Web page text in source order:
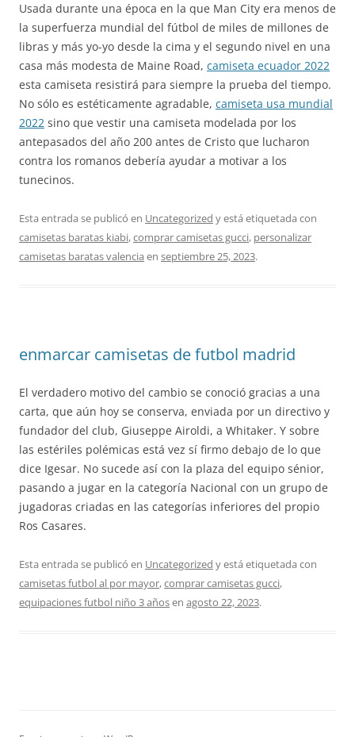
Usada durante una época en la que Man City era menos de
la superfuerza mundial del fútbol de miles de millones de
libras y más yo-yo desde la cima y el segundo nivel en una
casa más modesta de Maine Road, camiseta ecuador 2022
esta camiseta resistirá para siempre la prueba del tiempo.
No sólo es estéticamente agradable, camiseta usa mundial
2022 sino que vestir una camiseta modelada por los
antepasados del año 200 antes de Cristo que lucharon
contra los romanos debería ayudar a motivar a los
tunecinos.
Esta entrada se publicó en Uncategorized y está etiquetada con
camisetas baratas kiabi,comprar camisetas gucci, personalizar
camisetas baratas valencia en septiembre 25, 2023.
enmarcar camisetas de futbol madrid
El verdadero motivo del cambio se conoció gracias a una
carta, que aún hoy se conserva, enviada por un directivo y
fundador del club, Giuseppe Airoldi, a Whitaker. Y sobre
las estériles polémicas está vez sí firmo debajo de lo que
dice Igesar. No sucede así con la plaza del equipo sénior,
pasando a jugar en la categoría Nacional con un grupo de
jugadoras criadas en las categorías inferiores del propio
Ros Casares.
Esta entrada se publicó en Uncategorized y está etiquetada con
camisetas futbol al por mayor,comprar camisetas gucci,
equipaciones futbol niño 3 añosen agosto 22, 2023.